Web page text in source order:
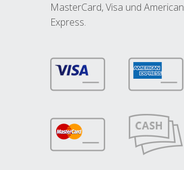
MasterCard, Visa und American
Express.